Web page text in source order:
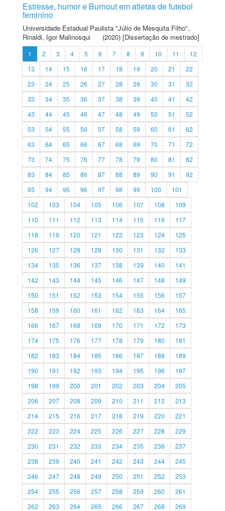
Estresse, humor e Burnout em atletas de futebol
feminino
Universidade Estadual Paulista "Júlio de Mesquita Filho",
Rinaldi, Igor Malinosqui
(2020) [Dissertação de mestrado]
1 2 3 4 5 6 7 8 9 10 11
12
13
14 15 16 17 18 19 20 21
22
23
24 25 26 27 28 29 30 31
32
33
34 35 36 37 38 39 40 41
42
43
44 45 46 47 48 49 50 51
52
53
54 55 56 57 58 59 60 61
62
63
64 65 66 67 68 69 70 71
72
73
74 75 76 77 78 79 80 81
82
83
84 85 86 87 88 89 90 91
92
93
94 95 96 97 98 99 100
101
102
103 104 105 106 107 108
109
110
111 112 113 114 115 116
117
118
119 120 121 122 123 124
125
126
127 128 129 130 131 132
133
134
135 136 137 138 139 140
141
142
143 144 145 146 147 148
149
150
151 152 153 154 155 156
157
158
159 160 161 162 163 164
165
166
167 168 169 170 171 172
173
174
175 176 177 178 179 180
181
182
183 184 185 186 187 188
189
190
191 192 193 194 195 196
197
198
199 200 201 202 203 204
205
206
207 208 209 210 211 212
213
214
215 216 217 218 219 220
221
222
223 224 225 226 227 228
229
230
231 232 233 234 235 236
237
238
239 240 241 242 243 244
245
246
247 248 249 250 251 252
253
254
255 256 257 258 259 260
261
262
263 264 265 266 267 268
269